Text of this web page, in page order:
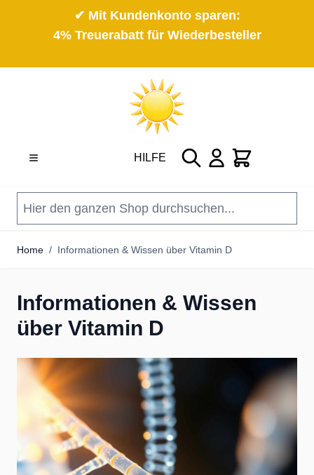
✔ Mit Kundenkonto sparen:
4% Treuerabatt für Wiederbesteller
HILFE Suche Cart
Home / Informationen & Wissen über Vitamin D
Informationen & Wissen
über Vitamin D